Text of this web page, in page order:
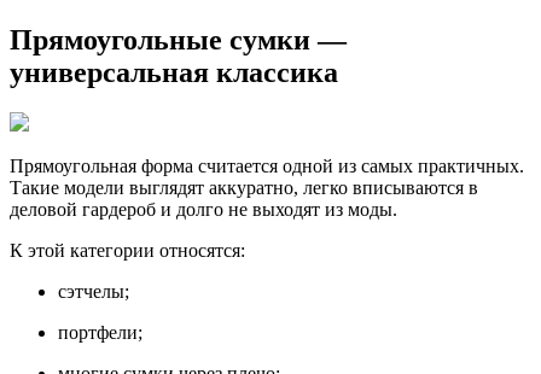
Прямоугольные сумки —
универсальная классика
Прямоугольная форма считается одной из самых практичных.
Такие модели выглядят аккуратно, легко вписываются в
деловой гардероб и долго не выходят из моды.
К этой категории относятся:
сэтчелы;
портфели;